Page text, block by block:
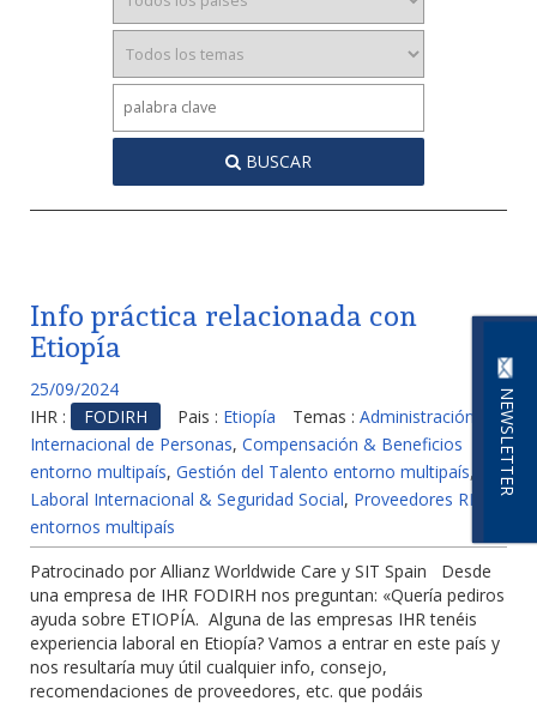
NEWSLETTER
BUSCAR
Info práctica relacionada con
Etiopía
25/09/2024
IHR :
FODIRH Pais : Etiopía Temas : Administración
Internacional de Personas, Compensación & Beneficios
entorno multipaís, Gestión del Talento entorno multipaís,
Laboral Internacional & Seguridad Social, Proveedores RH en
entornos multipaís
Patrocinado por Allianz Worldwide Care y SIT Spain Desde
una empresa de IHR FODIRH nos preguntan: «Quería pediros
ayuda sobre ETIOPÍA. Alguna de las empresas IHR tenéis
experiencia laboral en Etiopía? Vamos a entrar en este país y
nos resultaría muy útil cualquier info, consejo,
recomendaciones de proveedores, etc. que podáis